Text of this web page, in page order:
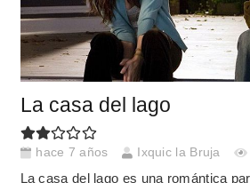
La casa del lago
hace 7 años Ixquic la Bruja
La casa del lago es una romántica